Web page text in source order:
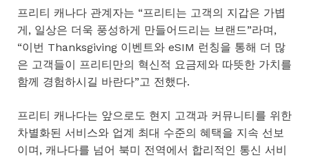
프리티 캐나다 관계자는 “프리티는 고객의 지갑은 가볍
게, 일상은 더욱 풍성하게 만들어드리는 브랜드”라며,
“이번 Thanksgiving 이벤트와 eSIM 런칭을 통해 더 많
은 고객들이 프리티만의 혁신적 요금제와 따뜻한 가치를
함께 경험하시길 바란다”고 전했다.
프리티 캐나다는 앞으로도 현지 고객과 커뮤니티를 위한
차별화된 서비스와 업계 최대 수준의 혜택을 지속 선보
이며, 캐나다를 넘어 북미 전역에서 합리적인 통신 서비